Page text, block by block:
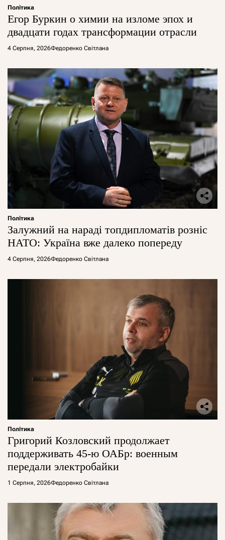
Політика
Егор Буркин о химии на изломе эпох и
двадцати годах трансформации отрасли
4 Серпня, 2026Федоренко Світлана
Політика
Залужний на нараді топдипломатів розніс
НАТО: Україна вже далеко попереду
4 Серпня, 2026Федоренко Світлана
Політика
Григорий Козловский продолжает
поддерживать 45-ю ОАБр: военным
передали электробайки
1 Серпня, 2026Федоренко Світлана